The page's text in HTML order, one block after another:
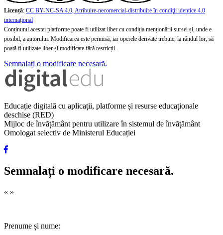
Licență: CC BY-NC-SA 4.0, Atribuire-necomercial-distribuire în condiţii identice 4.0
internațional
Conținutul acestei platforme poate fi utilizat liber cu condiția menționării sursei și, unde e
posibil, a autorului. Modificarea este permisă, iar operele derivate trebuie, la rândul lor, să
poată fi utilizate liber și modificate fără restricții.
Semnalați o modificare necesară.
Educație digitală cu aplicații, platforme și resurse educaționale
deschise (RED)
Mijloc de învățământ pentru utilizare în sistemul de învățământ
Omologat selectiv de Ministerul Educației
Semnalați o modificare necesară.
« »
Prenume și nume: